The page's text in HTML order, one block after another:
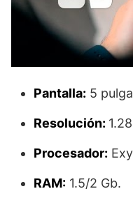
Pantalla: 5
Resolución:
Procesador:
RAM: 1.5/2 Gb.